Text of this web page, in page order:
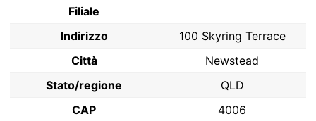
Filiale
Indirizzo
100 Skyring Terrace
Città
Newstead
Stato/regione
QLD
CAP
4006